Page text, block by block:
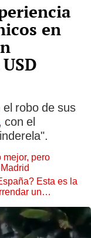
en
robo de sus
con el
mejor, pero
Esta es la
un